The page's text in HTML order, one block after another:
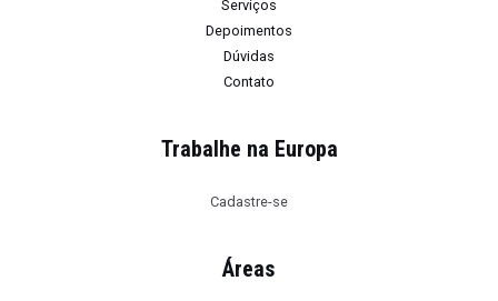
Serviços
Depoimentos
Dúvidas
Contato
Trabalhe na Europa
Cadastre-se
Áreas